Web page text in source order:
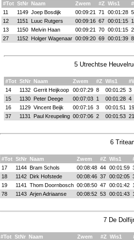
#Tot StNr Naam Zwem #Z Wis1
11
1149 Joep Bosdijk 00:09:21 71 00:01:28 5
12
1151 Luuc Rutgers 00:09:16 67 00:01:15
1
13
1150 Melvin Haan 00:09:21 70 00:01:15 2
27
1152 Holger Wagenaar 00:09:20 69 00:01:39 8
5 Utrechtse
#Tot StNr Naam Zwem #Z Wis1
14
1132 Gerrit Heijkoop 00:07:29 8 00:01:25 3
15
1130 Peter Deege 00:07:03 1 00:01:28 4
16
1129 Vincent Beijk 00:07:16 3 00:01:51
19
37
1131 Paul Kreupeling 00:07:06 2 00:01:53 21
6
#Tot StNr Naam Zwem #Z Wis1
17
1144 Bram Schols 00:08:48 44 00:01:59
18
1142 Dirk Hofstede 00:08:46 37 00:02:05
19
1141 Thom Doornbosch 00:08:50 47 00:01:42
78
1143 Arjen Adriaanse 00:08:52 53 00:01:43
7 De
#Tot StNr Naam Zwem #Z Wis1